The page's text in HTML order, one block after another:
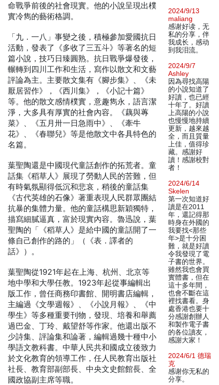
命戰爭前後的社會現實。他的小說呈現出樸
實冷雋的藝術格調。
「九．一八」事變之後，積極參加愛國抗日
活動，發表了《多收了三五斗》等著名的短
篇小說，技巧日臻圓熟。抗日戰爭爆發後，
輾轉到四川工作和生活，寫作以散文和文藝
評論為主。主要散文集有《腳步集》、《未
厭居習作》，《西川集》，《小記十篇》
等。他的散文感情樸實，意趣雋永，語言潔
淨，大多具有厚實的社會內容。《藕與蓴
菜》、《五月卅一日急雨中》、《牽牛
花》、《春聯兒》等是他散文中各具特色的
名篇。
葉聖陶還是中國現代童話創作的拓荒者。童
話集《稻草人》展現了勞動人民的苦難，但
有時氣氛顯得低沉和悲哀，稍後的童話集
《古代英雄的石像》著重表現人民群眾團結
抗暴的集體力量。他的童話構思新穎獨特，
描寫細膩逼真，富於現實內容。魯迅說，葉
聖陶的「《稻草人》是給中國的童話開了一
條自己創作的路的」（《表．譯者的
話》）。
葉聖陶從1921年起在上海、杭州、北京等
地中學和大學任教。1923年起從事編輯出
版工作，曾任商務印書館、開明書店編輯，
主編過《文學週報》、《小說月報》、《中
學生》等多種重要刊物，發現、培養和舉薦
過巴金、丁玲、戴望舒等作家。他還出版不
少詩集、評論集和論著，編輯過幾十種中小
學語文教科書。中華人民共和國成立後致力
於文化教育的領導工作，任人民教育出版社
社長、教育部副部長、中央文史館館長、全
國政協副主席等職。
2024/9/13
maliang
感谢好读，无
私的分享，伴
我成长，感动
到我泪流。
2024/9/7
Ashley
因為尋找高陽
的小說知道了
好讀，也已經
十年了。好讀
上高陽的小說
也慢慢地持續
更新，越來越
全，而且質量
上佳，值得珍
藏。感謝好
讀！感謝校對
者！
2024/6/14
Skelen
第一次知道好
讀是在2011
年，還記得那
時身在外國的
我要找<那些
年>是十分困
難，就是好讀
令我發現了電
子書的世界。
雖然我也會買
實體書，但在
這十多年間，
也會不斷在這
裡找書看。身
處香港也要十
分感謝創辦人
和製作電子書
的各位讀友，
感謝大家！
2024/6/1 德瑞
克
感谢你无私的
分享。